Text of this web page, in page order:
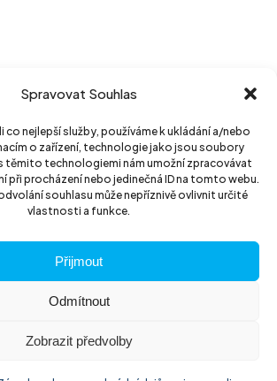
Spravovat Souhlas
nejlepší služby, používáme k ukládání a/nebo
o zařízení, technologie jako jsou soubory
těmito technologiemi nám umožní zpracovávat
při procházení nebo jedinečná ID na tomto webu.
souhlasu může nepříznivě ovlivnit určité
vlastnosti a funkce.
Přijmout
Odmítnout
Zobrazit předvolby
společnost